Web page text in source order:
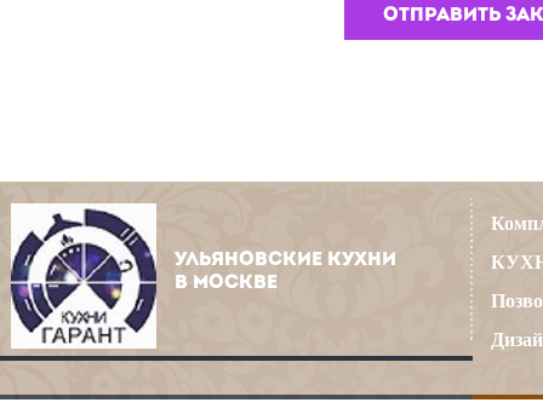
УЛЬЯНОВСКИЕ КУХНИ
В МОСКВЕ